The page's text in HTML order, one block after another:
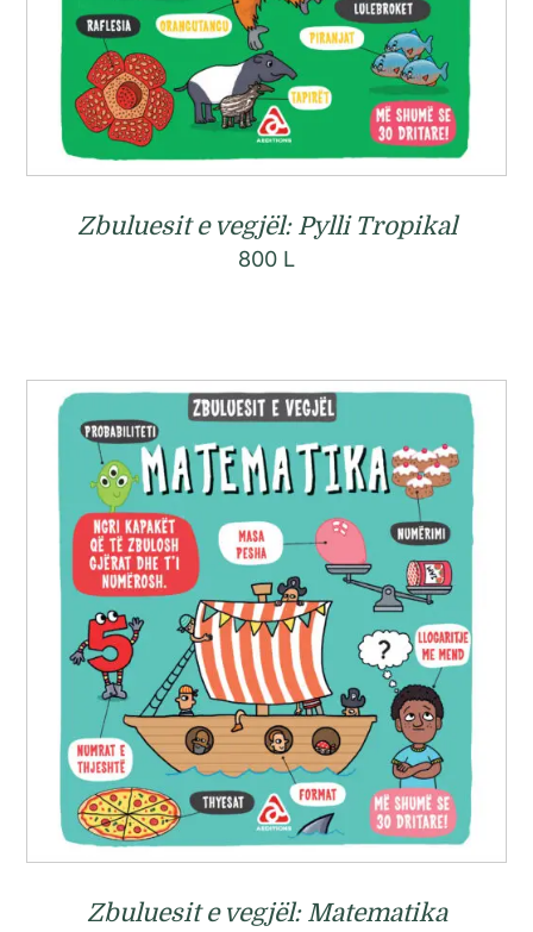
Zbuluesit e vegjël: Pylli Tropikal
800 L
Zbuluesit e vegjël: Matematika